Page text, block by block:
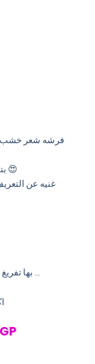
بتاخد وتدي كده ف الشعر بطريقه حلوه جدا 😍
غنيه عن
Current